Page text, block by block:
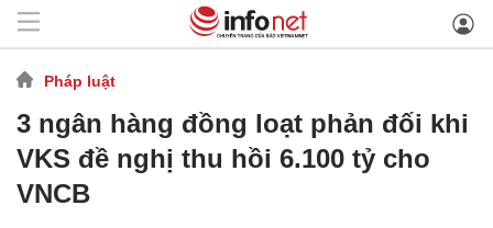
Pháp luật
3 ngân hàng đồng loạt phản đối khi
VKS đề nghị thu hồi 6.100 tỷ cho
VNCB